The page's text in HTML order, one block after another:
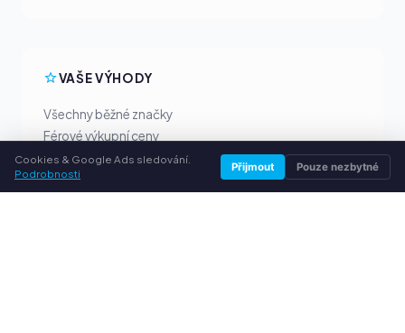
VAŠE VÝHODY
Všechny běžné značky
Férové výkupní ceny
Peníze předem přes PayPal
Osobní poradenství
Cookies & Google Ads sledování.
Podrobnosti
Přijmout Pouze nezbytné